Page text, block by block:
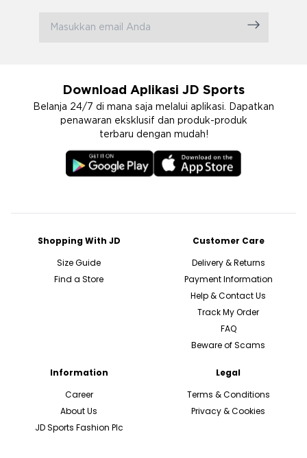
Download Aplikasi JD Sports
Belanja 24/7 di mana saja melalui aplikasi. Dapatkan
penawaran eksklusif dan produk-produk
terbaru dengan mudah!
Shopping With JD
Size Guide
Find a Store
Customer Care
Delivery & Returns
Payment Information
Help & Contact Us
Track My Order
FAQ
Beware of Scams
Information
Career
About Us
JD Sports Fashion Plc
Legal
Terms & Conditions
Privacy & Cookies